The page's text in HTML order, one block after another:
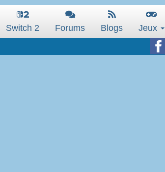
Switch 2 Forums Blogs Jeux